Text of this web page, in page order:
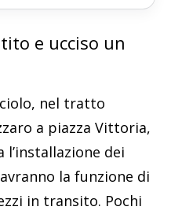
e ucciso un
nel tratto
a piazza Vittoria,
dei
la funzione di
in transito. Pochi